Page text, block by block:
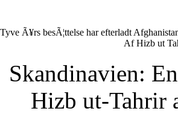
Tyve Ã¥rs besÃ¦ttelse har efterladt
Af Hizb ut
Skandinavien:
Hizb ut-Tahrir